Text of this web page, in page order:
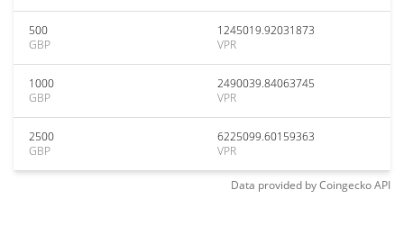
500
GBP
1245019.92031873
VPR
1000
GBP
2490039.84063745
VPR
2500
GBP
6225099.60159363
VPR
Data provided byCoingeckoAPI